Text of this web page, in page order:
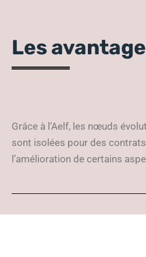
Les
Grâce à l’Aelf, les nœuds
sont isolées pour des
l’amélioration de certains